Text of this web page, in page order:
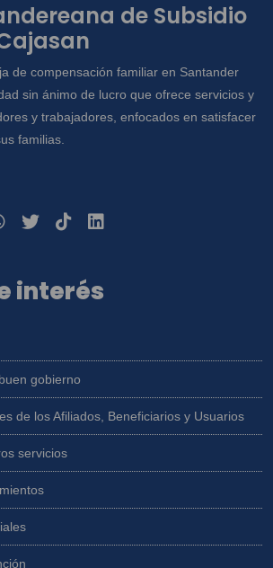
de Subsidio
de compensación familiar en Santander
sin ánimo de lucro que ofrece servicios y
y trabajadores, enfocados en satisfacer
familias.
interés
gobierno
de los Afiliados, Beneficiarios y Usuarios
servicios